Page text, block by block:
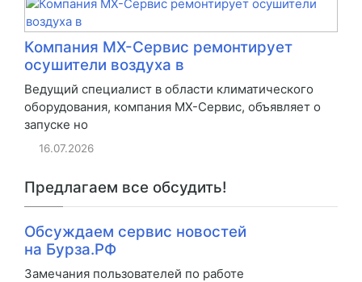
Компания МХ-Сервис ремонтирует
осушители воздуха в
Ведущий специалист в области климатического
оборудования, компания МХ-Сервис, объявляет о
запуске но
16.07.2026
Предлагаем все обсудить!
Обсуждаем сервис новостей
на Бурза.РФ
Замечания пользователей по работе